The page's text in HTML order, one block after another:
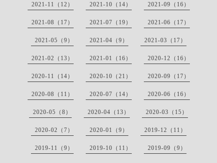
2021-11（12） 2021-10（14） 2021-09（16）
2021-08（17） 2021-07（19） 2021-06（17）
2021-05（9） 2021-04（9） 2021-03（17）
2021-02（13） 2021-01（16） 2020-12（16）
2020-11（14） 2020-10（21） 2020-09（17）
2020-08（11） 2020-07（14） 2020-06（16）
2020-05（8） 2020-04（13） 2020-03（15）
2020-02（7） 2020-01（9） 2019-12（11）
2019-11（9） 2019-10（11） 2019-09（9）